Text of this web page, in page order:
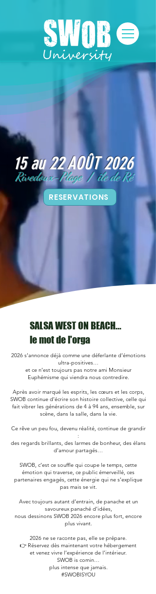
15 au 22 AOÛT 2026
Rivedoux-Plage / île de Ré
RESERVATIONS
SALSA WEST ON BEACH...
le mot de l'orga
2026 s’annonce déjà comme une déferlante d’émotions
ultra-positives…
et ce n’est toujours pas notre ami Monsieur
Euphémisme qui viendra nous contredire.
Après avoir marqué les esprits, les cœurs et les corps,
SWOB continue d’écrire son histoire collective, celle qui
fait vibrer les générations de 4 à 94 ans, ensemble, sur
scène, dans la salle, dans la vie.
Ce rêve un peu fou, devenu réalité, continue de grandir
:
des regards brillants, des larmes de bonheur, des élans
d’amour partagés…
SWOB, c’est ce souffle qui coupe le temps, cette
émotion qui traverse, ce public émerveillé, ces
partenaires engagés, cette énergie qui ne s’explique
pas mais se vit.
Avec toujours autant d’entrain, de panache et un
savoureux panaché d’idées,
nous dessinons SWOB 2026 encore plus fort, encore
plus vivant.
2026 ne se raconte pas, elle se prépare.
👉 Réservez dès maintenant votre hébergement
et venez vivre l’expérience de l’intérieur.
SWOB is comin…
plus intense que jamais.
#SWOBISYOU